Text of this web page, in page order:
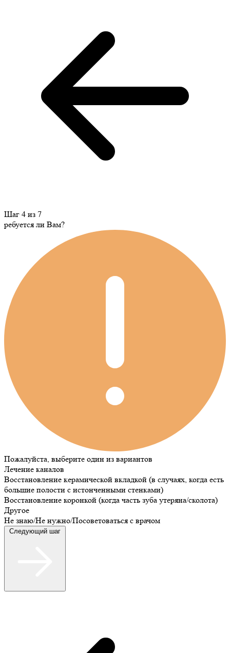
Шаг 4 из 7
ребуется ли Вам?
Пожалуйста, выберите один из вариантов
Лечение каналов
Восстановление керамической вкладкой (в случаях, когда есть
большие полости с истонченными стенками)
Восстановление коронкой (когда часть зуба утеряна/сколота)
Другое
Не знаю/Не нужно/Посоветоваться с врачом
Следующий шаг